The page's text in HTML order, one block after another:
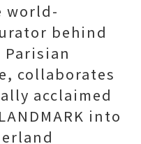
world-
behind
collaborates
acclaimed
into